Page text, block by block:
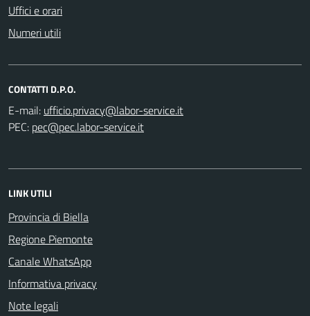
Uffici e orari
Numeri utili
CONTATTI D.P.O.
E-mail:
PEC:
LINK UTILI
Provincia di Biella
Regione Piemonte
Canale WhatsApp
Informativa privacy
Note legali